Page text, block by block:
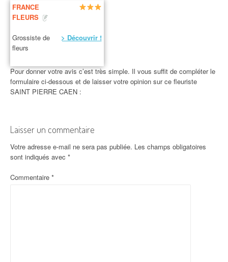
FRANCE
FLEURS
Grossiste de
fleurs
> Découvrir !
Pour donner votre avis c’est très simple. Il vous suffit de compléter le
formulaire ci-dessous et de laisser votre opinion sur ce fleuriste
SAINT PIERRE CAEN :
Laisser un commentaire
Votre adresse e-mail ne sera pas publiée. Les champs obligatoires
sont indiqués avec *
Commentaire *